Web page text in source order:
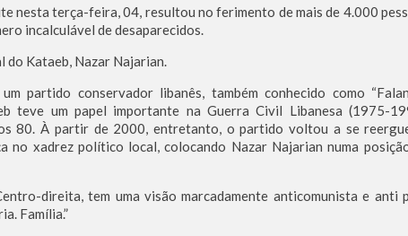
nesta terça-feira, 04, resultou no ferimento de mais de 4.000
incalculável de desaparecidos.
Kataeb, Nazar Najarian.
partido conservador libanês, também conhecido como
teve um papel importante na Guerra Civil Libanesa (1975-
80. À partir de 2000, entretanto, o partido voltou a se
no xadrez político local, colocando Nazar Najarian numa
direita, tem uma visão marcadamente anticomunista e anti
Família.”